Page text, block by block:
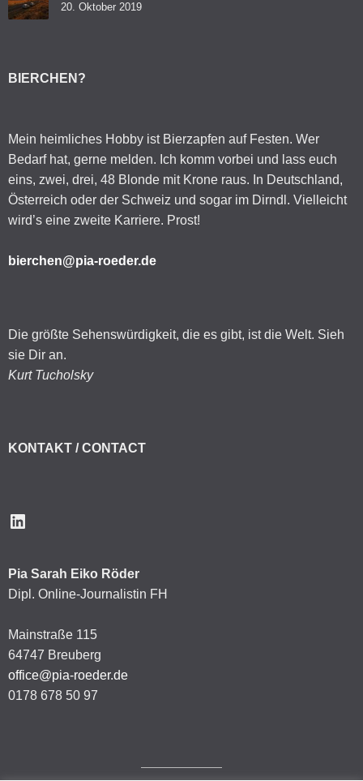
20. Oktober 2019
BIERCHEN?
Mein heimliches Hobby ist Bierzapfen auf Festen. Wer
Bedarf hat, gerne melden. Ich komm vorbei und lass euch
eins, zwei, drei, 48 Blonde mit Krone raus. In Deutschland,
Österreich oder der Schweiz und sogar im Dirndl. Vielleicht
wird’s eine zweite Karriere. Prost!
bierchen@pia-roeder.de
Die größte Sehenswürdigkeit, die es gibt, ist die Welt. Sieh
sie Dir an.
Kurt Tucholsky
KONTAKT / CONTACT
LinkedIn
Pia Sarah Eiko Röder
Dipl. Online-Journalistin FH
Mainstraße 115
64747 Breuberg
office@pia-roeder.de
0178 678 50 97